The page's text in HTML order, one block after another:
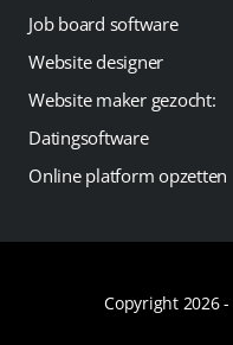
Job board software
Website designer
Website maker gezocht:
Datingsoftware
Online platform opzetten
Copyright 2026 -